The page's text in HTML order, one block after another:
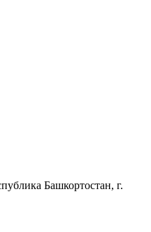
Башкортостан, г.